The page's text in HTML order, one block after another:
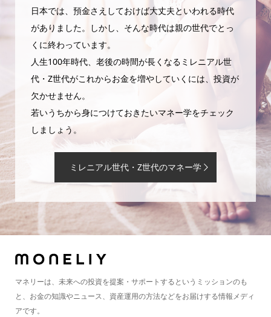
日本では、預金さえしておけば大丈夫といわれる時代
がありました。しかし、そんな時代は親の世代でとっ
くに終わっています。
人生100年時代、老後の時間が長くなるミレニアル世
代・Z世代がこれからお金を増やしていくには、投資が
欠かせません。
若いうちから身につけておきたいマネー学をチェック
しましょう。
ミレニアル世代・Z世代のマネー学
マネリーは、未来への投資を提案・サポートするというミッションのも
と、お金の知識やニュース、資産運用の方法などをお届けする情報メディ
アです。